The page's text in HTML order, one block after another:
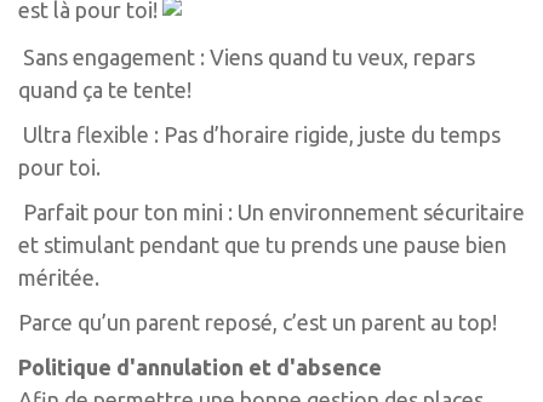
est là pour toi!
Sans engagement : Viens quand tu veux, repars
quand ça te tente!
Ultra flexible : Pas d’horaire rigide, juste du temps
pour toi.
Parfait pour ton mini : Un environnement sécuritaire
et stimulant pendant que tu prends une pause bien
méritée.
Parce qu’un parent reposé, c’est un parent au top!
Politique d'annulation et d'absence